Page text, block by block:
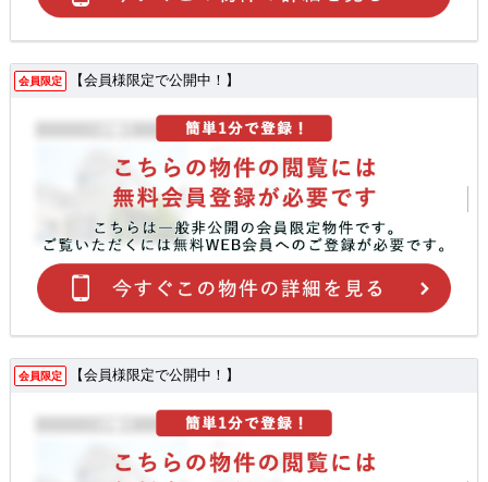
会員限定 【会員様限定で公開中！】
会員限定 【会員様限定で公開中！】